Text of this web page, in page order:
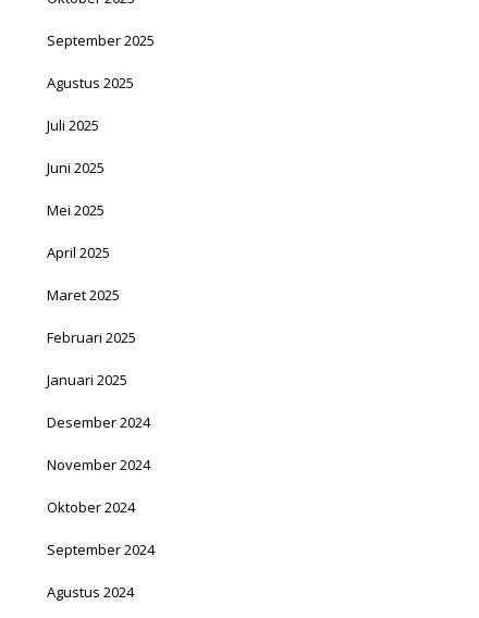
September 2025
Agustus 2025
Juli 2025
Juni 2025
Mei 2025
April 2025
Maret 2025
Februari 2025
Januari 2025
Desember 2024
November 2024
Oktober 2024
September 2024
Agustus 2024